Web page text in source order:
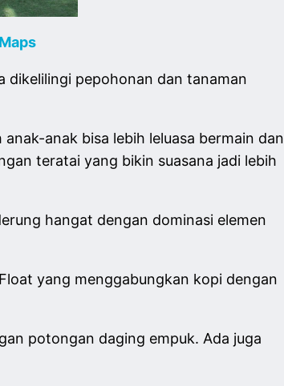
dikelilingi pepohonan dan tanaman
anak-anak bisa lebih leluasa bermain dan
teratai yang bikin suasana jadi lebih
hangat dengan dominasi elemen
yang menggabungkan kopi dengan
potongan daging empuk. Ada juga